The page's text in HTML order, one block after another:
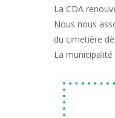
La CDA
Nous nous
du cimetière
La municipalité